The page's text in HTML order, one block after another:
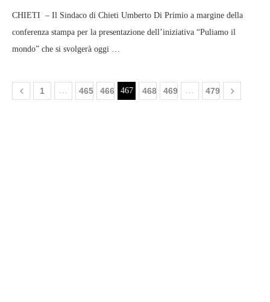
CHIETI – Il Sindaco di Chieti Umberto Di Primio a margine della
conferenza stampa per la presentazione dell’iniziativa “Puliamo il
mondo” che si svolgerà oggi …
1 … 465 466 467 468 469 … 479